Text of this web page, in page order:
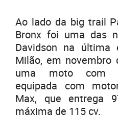
Ao lado da big trail
Bronx foi uma das
Davidson na última
Milão, em novembro
uma moto com
equipada com
Max, que entrega
máxima de 115 cv.